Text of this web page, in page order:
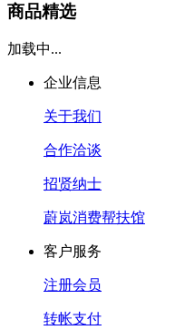
商品精选
加载中...
企业信息
关于我们
合作洽谈
招贤纳士
蔚岚消费帮扶馆
客户服务
注册会员
转帐支付